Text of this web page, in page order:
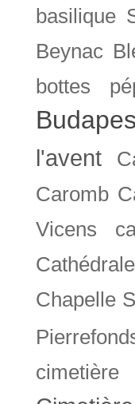
basilique
Beynac
bottes
l'avent
Caromb
Vicens
Chapelle
cimetière